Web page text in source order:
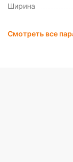
Ширина
Смотреть все